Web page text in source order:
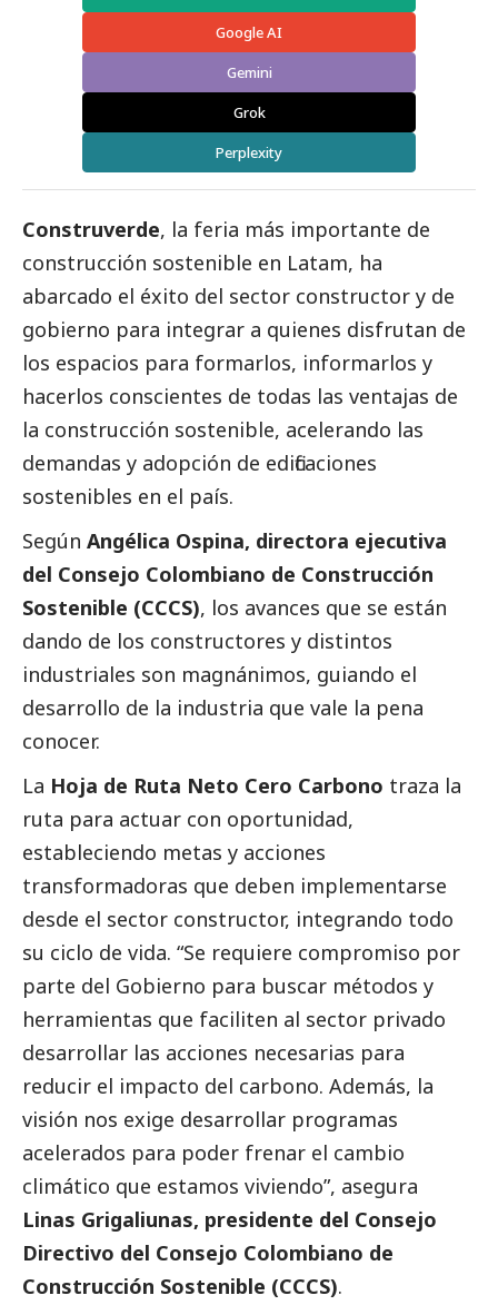
Google AI
Gemini
Grok
Perplexity
Construverde, la feria más importante de
construcción sostenible en Latam, ha
abarcado el éxito del sector constructor y de
gobierno para integrar a quienes disfrutan de
los espacios para formarlos, informarlos y
hacerlos conscientes de todas las ventajas de
la construcción sostenible, acelerando las
demandas y adopción de edificaciones
sostenibles en el país.
Según Angélica Ospina, directora ejecutiva
del Consejo Colombiano de Construcción
Sostenible (CCCS), los avances que se están
dando de los constructores y distintos
industriales son magnánimos, guiando el
desarrollo de la industria que vale la pena
conocer.
La Hoja de Ruta Neto Cero Carbono traza la
ruta para actuar con oportunidad,
estableciendo metas y acciones
transformadoras que deben implementarse
desde el sector constructor, integrando todo
su ciclo de vida. “Se requiere compromiso por
parte del Gobierno para buscar métodos y
herramientas que faciliten al sector privado
desarrollar las acciones necesarias para
reducir el impacto del carbono. Además, la
visión nos exige desarrollar programas
acelerados para poder frenar el cambio
climático que estamos viviendo”, asegura
Linas Grigaliunas, presidente del Consejo
Directivo del Consejo Colombiano de
Construcción Sostenible (CCCS).